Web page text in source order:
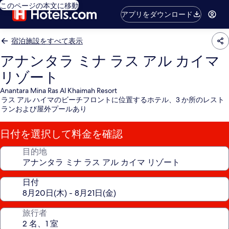
このページの本文に移動
アプリをダウンロード
宿泊施設をすべて表示
アナンタラ ミナ ラス アル カイマ
リゾート
Anantara Mina Ras Al Khaimah Resort
ラス アル ハイマのビーチフロントに位置するホテル、3 か所のレスト
ランおよび屋外プールあり
日付を選択して料金を確認
目的地
日付
旅行者